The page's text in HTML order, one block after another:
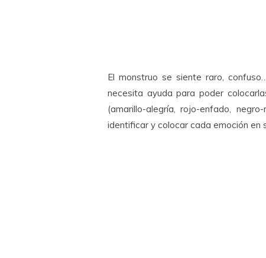
El monstruo se siente raro,
necesita ayuda para poder
(amarillo-alegría, rojo-enfado,
identificar y colocar cada emoción en